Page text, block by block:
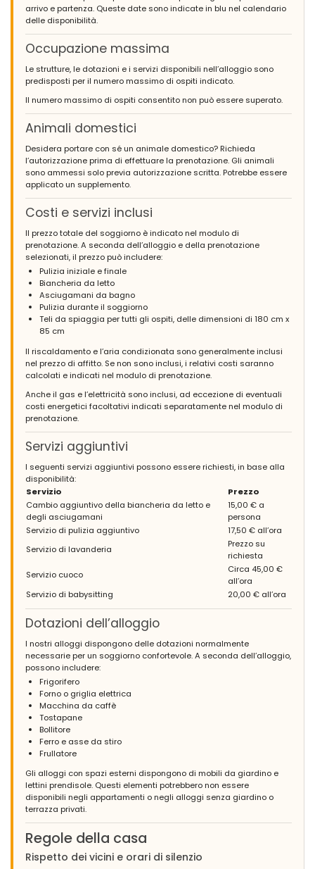
arrivo e partenza. Queste date sono indicate in blu nel calendario
delle disponibilità.
Occupazione massima
Le strutture, le dotazioni e i servizi disponibili nell’alloggio sono
predisposti per il numero massimo di ospiti indicato.
Il numero massimo di ospiti consentito non può essere superato.
Animali domestici
Desidera portare con sé un animale domestico? Richieda
l’autorizzazione prima di effettuare la prenotazione. Gli animali
sono ammessi solo previa autorizzazione scritta. Potrebbe essere
applicato un supplemento.
Costi e servizi inclusi
Il prezzo totale del soggiorno è indicato nel modulo di
prenotazione. A seconda dell’alloggio e della prenotazione
selezionati, il prezzo può includere:
Pulizia iniziale e finale
Biancheria da letto
Asciugamani da bagno
Pulizia durante il soggiorno
Teli da spiaggia per tutti gli ospiti, delle dimensioni di 180 cm x
85 cm
Il riscaldamento e l’aria condizionata sono generalmente inclusi
nel prezzo di affitto. Se non sono inclusi, i relativi costi saranno
calcolati e indicati nel modulo di prenotazione.
Anche il gas e l’elettricità sono inclusi, ad eccezione di eventuali
costi energetici facoltativi indicati separatamente nel modulo di
prenotazione.
Servizi aggiuntivi
I seguenti servizi aggiuntivi possono essere richiesti, in base alla
disponibilità:
Servizio
Prezzo
Cambio aggiuntivo della biancheria da letto e
degli asciugamani
15,00 € a
persona
Servizio di pulizia aggiuntivo
17,50 € all’ora
Servizio di lavanderia
Prezzo su
richiesta
Servizio cuoco
Circa 45,00 €
all’ora
Servizio di babysitting
20,00 € all’ora
Dotazioni dell’alloggio
I nostri alloggi dispongono delle dotazioni normalmente
necessarie per un soggiorno confortevole. A seconda dell’alloggio,
possono includere:
Frigorifero
Forno o griglia elettrica
Macchina da caffè
Tostapane
Bollitore
Ferro e asse da stiro
Frullatore
Gli alloggi con spazi esterni dispongono di mobili da giardino e
lettini prendisole. Questi elementi potrebbero non essere
disponibili negli appartamenti o negli alloggi senza giardino o
terrazza privati.
Regole della casa
Rispetto dei vicini e orari di silenzio